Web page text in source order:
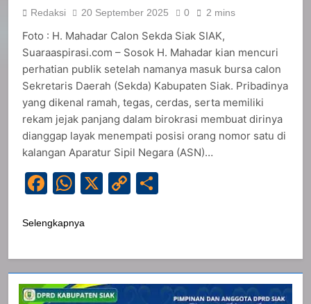
Redaksi 20 September 2025 0 2 mins
Foto : H. Mahadar Calon Sekda Siak SIAK,
Suaraaspirasi.com – Sosok H. Mahadar kian mencuri
perhatian publik setelah namanya masuk bursa calon
Sekretaris Daerah (Sekda) Kabupaten Siak. Pribadinya
yang dikenal ramah, tegas, cerdas, serta memiliki
rekam jejak panjang dalam birokrasi membuat dirinya
dianggap layak menempati posisi orang nomor satu di
kalangan Aparatur Sipil Negara (ASN)…
Facebook
WhatsApp
X
Copy
Selengkapnya